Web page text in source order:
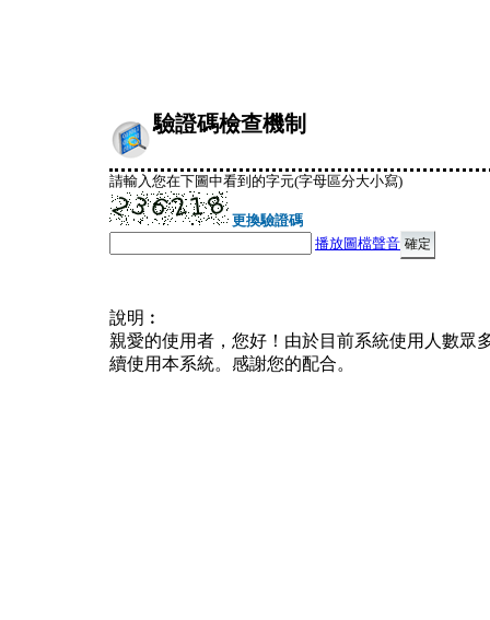
驗證碼檢查機制
請輸入您在下圖中看到的字元(字母區分大小寫)
更換驗證碼
播放圖檔聲音
說明︰
親愛的使用者，您好！由於目前系統使用人數眾
續使用本系統。感謝您的配合。